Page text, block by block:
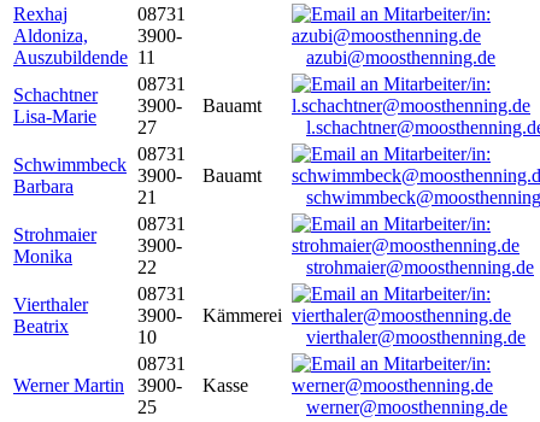
Rexhaj
Aldoniza,
Auszubildende
08731
3900-
11
azubi@moosthenning.de
Schachtner
Lisa-Marie
08731
3900-
27
Bauamt
Schwimmbeck
Barbara
08731
3900-
21
Bauamt
Strohmaier
Monika
08731
3900-
22
strohmaier@moosthenning.de
Vierthaler
Beatrix
08731
3900-
10
Kämmerei
vierthaler@moosthenning.de
Werner Martin
08731
3900-
25
Kasse
werner@moosthenning.de